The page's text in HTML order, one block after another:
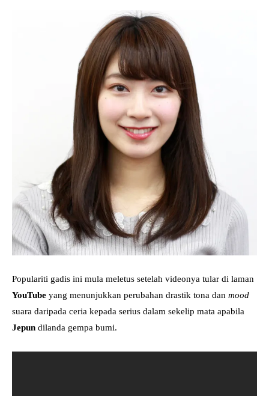
Populariti gadis ini mula meletus setelah videonya tular di laman
YouTube yang menunjukkan perubahan drastik tona dan mood
suara daripada ceria kepada serius dalam sekelip mata apabila
Jepun dilanda gempa bumi.